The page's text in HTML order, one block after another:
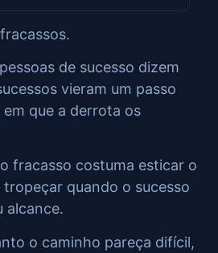
de sucesso dizem
vieram um passo
que a derrota os
fracasso costuma esticar o
quando o sucesso
alcance.
o caminho pareça difícil,